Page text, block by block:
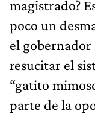
magistrado?
poco un
el gobernador
resucitar el
“gatito
parte de la